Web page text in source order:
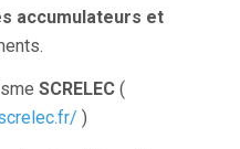
accumulateurs et
SCRELEC (
)